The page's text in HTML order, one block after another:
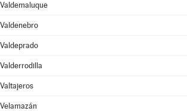
Valdemaluque
Valdenebro
Valdeprado
Valderrodilla
Valtajeros
Velamazán